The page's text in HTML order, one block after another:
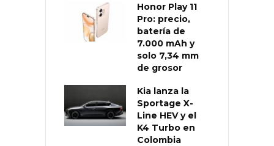
Honor Play 11
Pro: precio,
batería de
7.000 mAh y
solo 7,34 mm
de grosor
Kia lanza la
Sportage X-
Line HEV y el
K4 Turbo en
Colombia